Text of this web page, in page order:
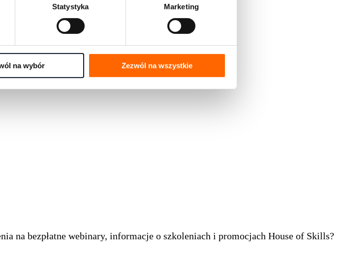
Statystyka Marketing
na wybór Zezwól na wszystkie
of Skills
na bezpłatne webinary, informacje o szkoleniach i promocjach House of Skills?